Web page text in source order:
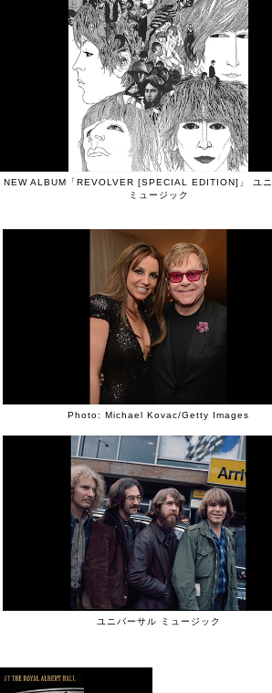
NEW ALBUM「REVOLVER [SPECIAL EDITION]」 ユ
ミュージック
Photo: Michael Kovac/Getty Images
ユニバーサル ミュージック